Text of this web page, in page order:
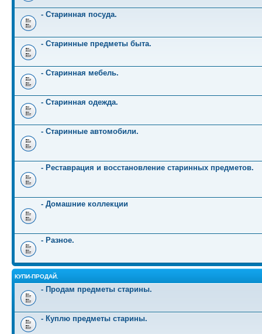
- Старинная посуда.
- Старинные предметы быта.
- Старинная мебель.
- Старинная одежда.
- Старинные автомобили.
- Реставрация и восстановление старинных предметов.
- Домашние коллекции
- Разное.
КУПИ-ПРОДАЙ.
- Продам предметы старины.
- Куплю предметы старины.